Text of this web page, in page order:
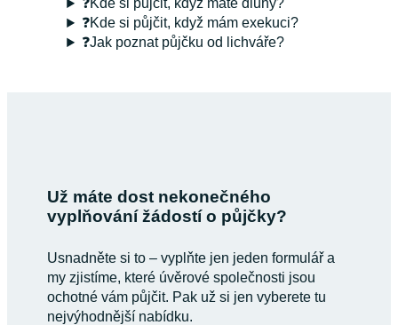
❓Kde si půjčit, když máte dluhy?
❓Kde si půjčit, když mám exekuci?
❓Jak poznat půjčku od lichváře?
Už máte dost nekonečného
vyplňování žádostí o půjčky?
Usnadněte si to – vyplňte jen jeden formulář a
my zjistíme, které úvěrové společnosti jsou
ochotné vám půjčit. Pak už si jen vyberete tu
nejvýhodnější nabídku.